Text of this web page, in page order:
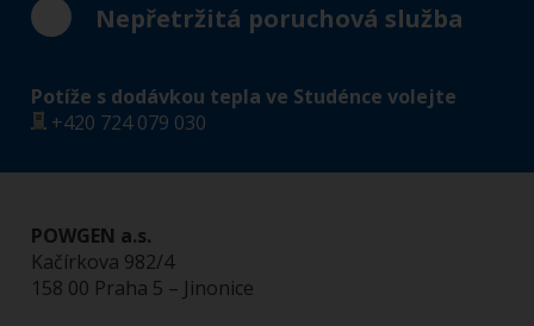
Nepřetržitá poruchová služba
Potíže s dodávkou tepla ve Studénce volejte
+420 724 079 030
POWGEN a.s.
Kačírkova 982/4
158 00 Praha 5 – Jinonice